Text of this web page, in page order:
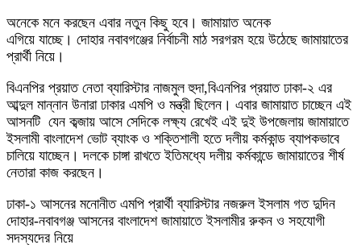
অনেকে মনে করছেন এবার নতুন কিছু হবে। জামায়াত অনেক
এগিয়ে যাচ্ছে। দোহার নবাবগঞ্জের নির্বাচনী মাঠ সরগরম হয়ে উঠেছে জামায়াতের
প্রার্থী নিয়ে।
বিএনপির প্রয়াত নেতা ব্যারিস্টার নাজমুল হুদা,বিএনপির প্রয়াত ঢাকা-২ এর
আব্দুল মান্নান উনারা ঢাকার এমপি ও মন্ত্রী ছিলেন। এবার জামায়াত চাচ্ছেন এই
আসনটি যেন কব্জায় আসে সেদিকে লক্ষ্য রেখেই এই দুই উপজেলায় জামায়াতে
ইসলামী বাংলাদেশ ভোট ব্যাংক ও শক্তিশালী হতে দলীয় কর্মকান্ড ব্যাপকভাবে
চালিয়ে যাচ্ছেন। দলকে চাঙ্গা রাখতে ইতিমধ্যে দলীয় কর্মকান্ডে জামায়াতের শীর্ষ
নেতারা কাজ করছেন।
ঢাকা-১ আসনের মনোনীত এমপি প্রার্থী ব্যারিস্টার নজরুল ইসলাম গত দুদিন
দোহার-নবাবগঞ্জ আসনের বাংলাদেশ জামায়াতে ইসলামীর রুকন ও সহযোগী
সদস্যদের নিয়ে